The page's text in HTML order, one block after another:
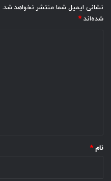
نشانی ایمیل شما منتشر نخواهد شد.
شده‌اند *
نام *